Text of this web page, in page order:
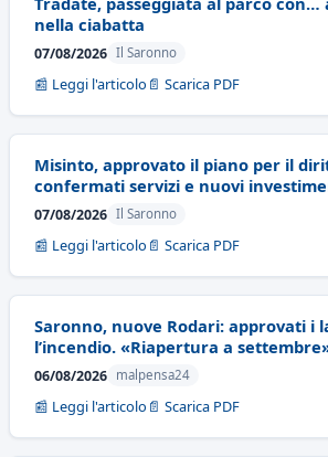
nella ciabatta
07/08/2026 Il Saronno
📰 Leggi l'articolo 📄 Scarica PDF
Misinto, approvato il piano per il
confermati servizi e nuovi
07/08/2026 Il Saronno
📰 Leggi l'articolo 📄 Scarica PDF
Saronno, nuove Rodari: approvati i
l’incendio. «Riapertura a
06/08/2026 malpensa24
📰 Leggi l'articolo 📄 Scarica PDF